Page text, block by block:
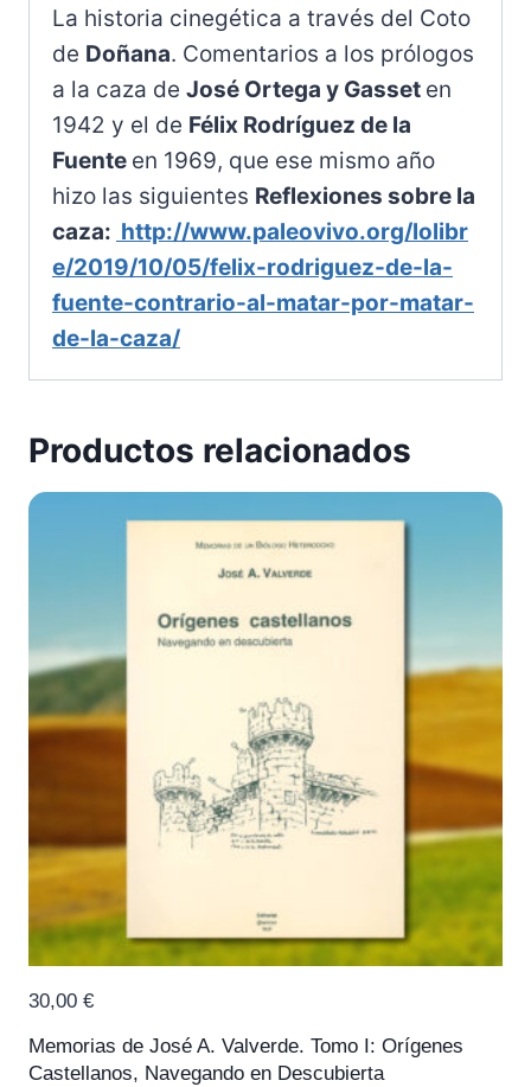
La historia cinegética a través del Coto
de Doñana. Comentarios a los prólogos
a la caza de José Ortega y Gasset en
1942 y el de Félix Rodríguez de la
Fuente en 1969, que ese mismo año
hizo las siguientes Reflexiones sobre la
caza: http://www.paleovivo.org/lolibr
e/2019/10/05/felix-rodriguez-de-la-
fuente-contrario-al-matar-por-matar-
de-la-caza/
Productos relacionados
Memorias de José A. Valverde. Tomo I: Orígenes
Castellanos, Navegando en Descubierta
30,00 €